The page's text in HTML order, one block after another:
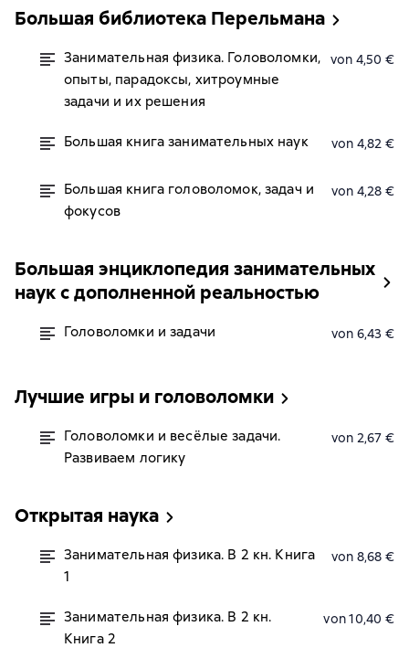
Большая библиотека Перельмана
Занимательная физика. Головоломки,
опыты, парадоксы, хитроумные
задачи и их решения
von 4,50 €
Большая книга занимательных наук von 4,82 €
Большая книга головоломок, задач и
фокусов
von 4,28 €
Большая энциклопедия занимательных
наук с дополненной реальностью
Головоломки и задачи von 6,43 €
Лучшие игры и головоломки
Головоломки и весёлые задачи.
Развиваем логику
von 2,67 €
Открытая наука
Занимательная физика. В 2 кн. Книга
1
von 8,68 €
Занимательная физика. В 2 кн.
Книга 2
von 10,40 €